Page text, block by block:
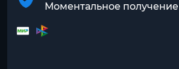
Моментальное получение